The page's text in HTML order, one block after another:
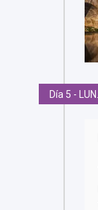
Día 5 - LUN.